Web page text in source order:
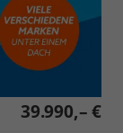
39.990,– €